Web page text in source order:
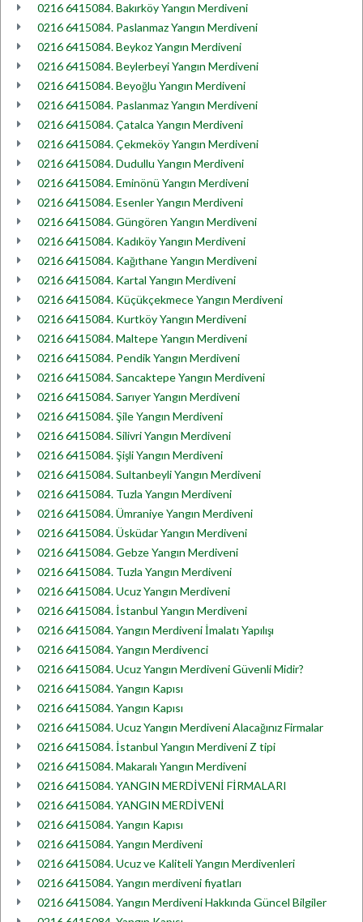
0216 6415084. Bakırköy Yangın Merdiveni
0216 6415084. Paslanmaz Yangın Merdiveni
0216 6415084. Beykoz Yangın Merdiveni
0216 6415084. Beylerbeyi Yangın Merdiveni
0216 6415084. Beyoğlu Yangın Merdiveni
0216 6415084. Paslanmaz Yangın Merdiveni
0216 6415084. Çatalca Yangın Merdiveni
0216 6415084. Çekmeköy Yangın Merdiveni
0216 6415084. Dudullu Yangın Merdiveni
0216 6415084. Eminönü Yangın Merdiveni
0216 6415084. Esenler Yangın Merdiveni
0216 6415084. Güngören Yangın Merdiveni
0216 6415084. Kadıköy Yangın Merdiveni
0216 6415084. Kağıthane Yangın Merdiveni
0216 6415084. Kartal Yangın Merdiveni
0216 6415084. Küçükçekmece Yangın Merdiveni
0216 6415084. Kurtköy Yangın Merdiveni
0216 6415084. Maltepe Yangın Merdiveni
0216 6415084. Pendik Yangın Merdiveni
0216 6415084. Sancaktepe Yangın Merdiveni
0216 6415084. Sarıyer Yangın Merdiveni
0216 6415084. Şile Yangın Merdiveni
0216 6415084. Silivri Yangın Merdiveni
0216 6415084. Şişli Yangın Merdiveni
0216 6415084. Sultanbeyli Yangın Merdiveni
0216 6415084. Tuzla Yangın Merdiveni
0216 6415084. Ümraniye Yangın Merdiveni
0216 6415084. Üsküdar Yangın Merdiveni
0216 6415084. Gebze Yangın Merdiveni
0216 6415084. Tuzla Yangın Merdiveni
0216 6415084. Ucuz Yangın Merdiveni
0216 6415084. İstanbul Yangın Merdiveni
0216 6415084. Yangın Merdiveni İmalatı Yapılışı
0216 6415084. Yangın Merdivenci
0216 6415084. Ucuz Yangın Merdiveni Güvenli Midir?
0216 6415084. Yangın Kapısı
0216 6415084. Yangın Kapısı
0216 6415084. Ucuz Yangın Merdiveni Alacağınız Firmalar
0216 6415084. İstanbul Yangın Merdiveni Z tipi
0216 6415084. Makaralı Yangın Merdiveni
0216 6415084. YANGIN MERDİVENİ FİRMALARI
0216 6415084. YANGIN MERDİVENİ
0216 6415084. Yangın Kapısı
0216 6415084. Yangın Merdiveni
0216 6415084. Ucuz ve Kaliteli Yangın Merdivenleri
0216 6415084. Yangın merdiveni fiyatları
0216 6415084. Yangın Merdiveni Hakkında Güncel Bilgiler